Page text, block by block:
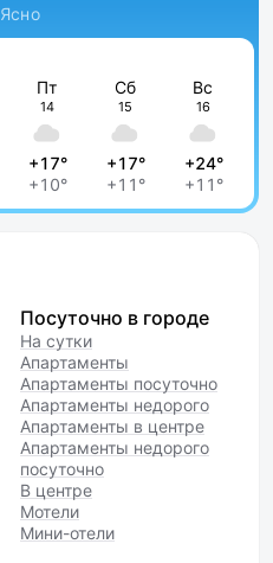
Ясно
Пт
14
+17°
+10°
Сб
15
+17°
+11°
Вс
16
+24°
+11°
Посуточно в городе
На сутки
Апартаменты
Апартаменты посуточно
Апартаменты недорого
Апартаменты в центре
Апартаменты недорого
посуточно
В центре
Мотели
Мини-отели